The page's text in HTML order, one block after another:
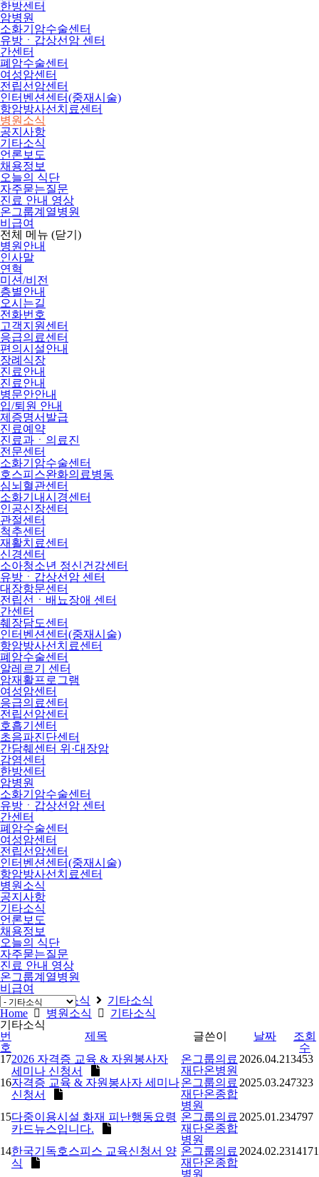
한방센터
암병원
소화기암수술센터
유방ㆍ갑상선암 센터
간센터
폐암수술센터
여성암센터
전립선암센터
인터벤션센터(중재시술)
항암방사선치료센터
병원소식
공지사항
기타소식
언론보도
채용정보
오늘의 식단
자주묻는질문
진료 안내 영상
온그룹계열병원
비급여
전체 메뉴 (닫기)
병원안내
인사말
연혁
미션/비전
층별안내
오시는길
전화번호
고객지원센터
응급의료센터
편의시설안내
장례식장
진료안내
진료안내
병문안안내
입/퇴원 안내
제증명서발급
진료예약
진료과ㆍ의료진
전문센터
소화기암수술센터
호스피스완화의료병동
심뇌혈관센터
소화기내시경센터
인공신장센터
관절센터
척추센터
재활치료센터
신경센터
소아청소년 정신건강센터
유방ㆍ갑상선암 센터
대장항문센터
전립선ㆍ배뇨장애 센터
간센터
췌장담도센터
인터벤션센터(중재시술)
항암방사선치료센터
폐암수술센터
알레르기 센터
암재활프로그램
여성암센터
응급의료센터
전립선암센터
호흡기센터
초음파진단센터
간담췌센터 위·대장암
감염센터
한방센터
암병원
소화기암수술센터
유방ㆍ갑상선암 센터
간센터
폐암수술센터
여성암센터
전립선암센터
인터벤션센터(중재시술)
항암방사선치료센터
병원소식
공지사항
기타소식
언론보도
채용정보
오늘의 식단
자주묻는질문
진료 안내 영상
온그룹계열병원
비급여
Home
병원소식
기타소식
Home
병원소식
기타소식
기타소식
번
호
제목 글쓴이 날짜
조회
수
172026 자격증 교육 & 자원봉사자
세미나 신청서
온그룹의료
재단온병원
2026.04.213453
16자격증 교육 & 자원봉사자 세미나
신청서
온그룹의료
재단온종합
병원
2025.03.247323
15다중이용시설 화재 피난행동요령
카드뉴스입니다.
온그룹의료
재단온종합
병원
2025.01.234797
14한국기독호스피스 교육신청서 양
식
온그룹의료
재단온종합
병원
2024.02.2314171